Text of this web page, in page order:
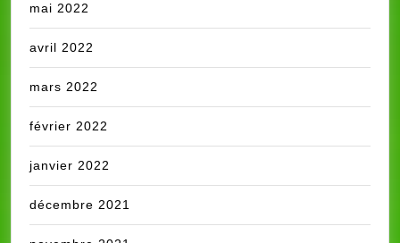
mai 2022
avril 2022
mars 2022
février 2022
janvier 2022
décembre 2021